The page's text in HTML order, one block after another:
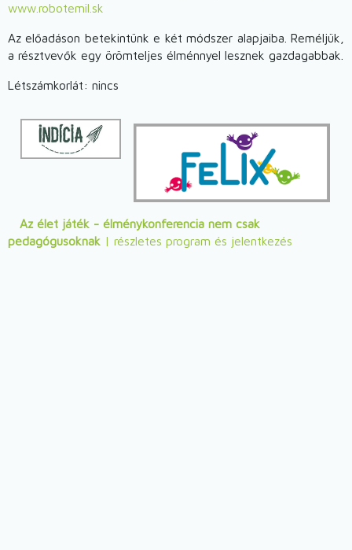
www.robotemil.sk
Az előadáson betekintünk e két módszer alapjaiba. Reméljük,
a résztvevők egy örömteljes élménnyel lesznek gazdagabbak.
Létszámkorlát: nincs
Az élet játék - élménykonferencia nem csak
pedagógusoknak | részletes program és jelentkezés